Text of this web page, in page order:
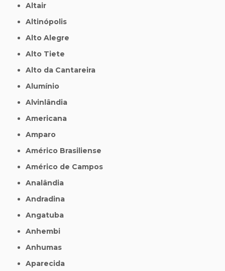
Altair
Altinópolis
Alto Alegre
Alto Tiete
Alto da Cantareira
Alumínio
Alvinlândia
Americana
Amparo
Américo Brasiliense
Américo de Campos
Analândia
Andradina
Angatuba
Anhembi
Anhumas
Aparecida